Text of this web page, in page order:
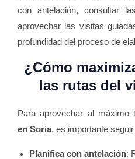
con antelación, consultar
aprovechar las visitas
profundidad del proceso de
¿Cómo
las rutas del
Para aprovechar al máximo
en Soria, es importante
Planifica con antelación: